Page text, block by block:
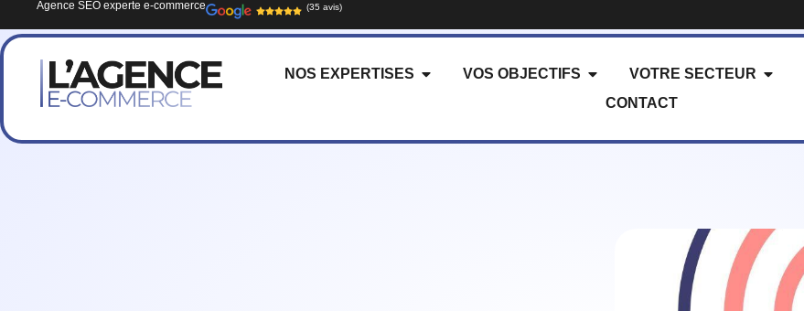
Agence SEO experte e-commerce (35 avis)
NOS EXPERTISES VOS OBJECTIFS VOTRE SECTEUR
CONTACT